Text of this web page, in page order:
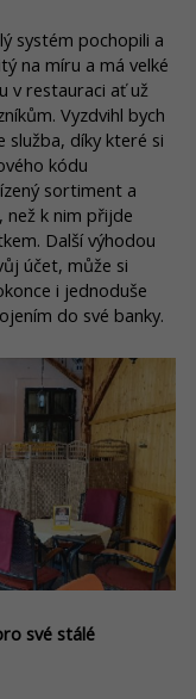
systém pochopili a
na míru a má velké
v restauraci ať už
Vyzdvihl bych
služba, díky které si
kódu
sortiment a
k nim přijde
Další výhodou
účet, může si
i jednoduše
do své banky.
své stálé